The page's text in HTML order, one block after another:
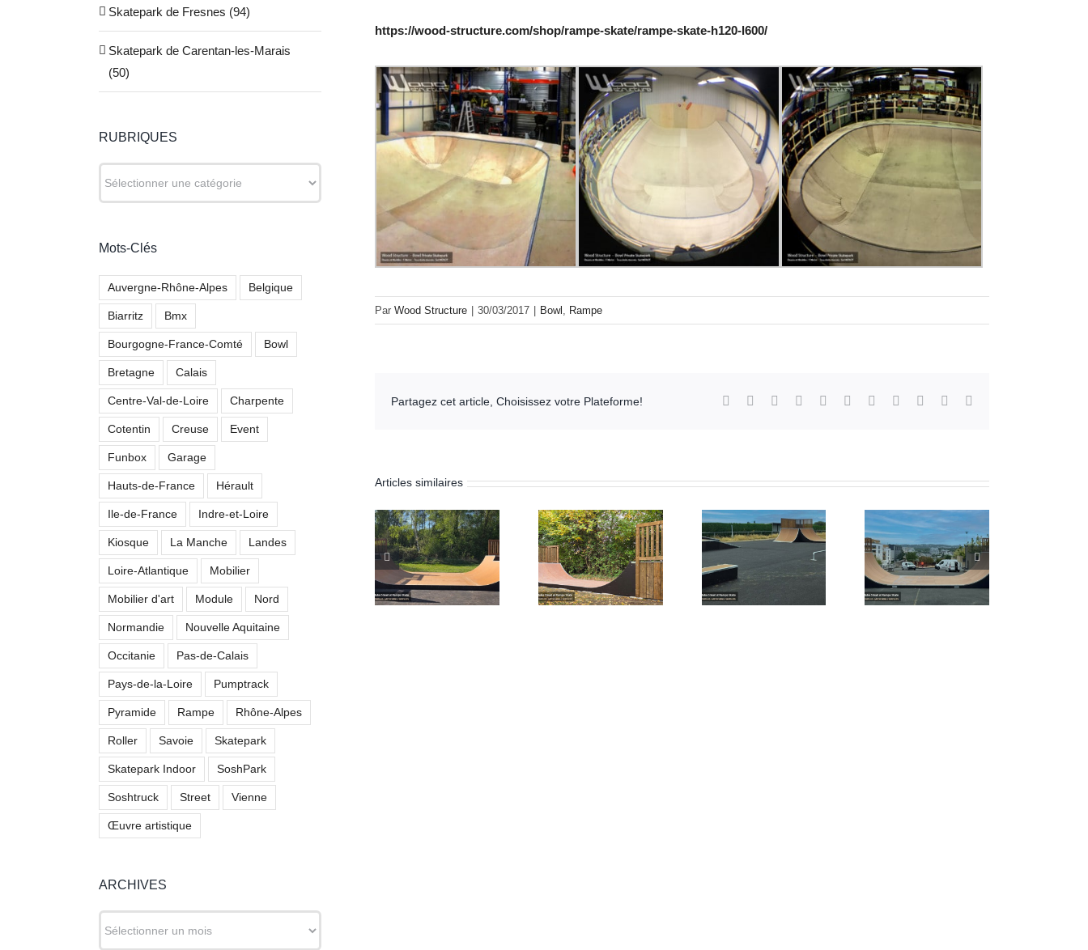
https://wood-structure.com/shop/rampe-skate/rampe-skate-h120-l600/
Par Wood Structure 30/03/2017 Bowl , Rampe
Partagez cet article, Choisissez votre Plateforme! Facebook Reddit LinkedInWhatsAppTelegram
TumblrPinterest Xing
Articles similaires
Skatepark de St-
Romain-au-Mont-
d’Or (69)
Skatepark de
Sepmes (37)
Fresnes (94)
Skatepark de Fresnes (94)
Skatepark de Carentan-les-Marais
(50)
RUBRIQUES
Mots-Clés
Auvergne-Rhône-Alpes Belgique
Biarritz Bmx
Bourgogne-France-Comté Bowl
Bretagne Calais
Centre-Val-de-Loire Charpente
Cotentin Creuse Event
Funbox Garage
Hauts-de-France Hérault
Ile-de-France Indre-et-Loire
Kiosque La Manche Landes
Loire-Atlantique Mobilier
Mobilier d'art Module Nord
Normandie Nouvelle Aquitaine
Occitanie Pas-de-Calais
Pays-de-la-Loire Pumptrack
Pyramide Rampe Rhône-Alpes
Roller Savoie Skatepark
Skatepark Indoor SoshPark
Soshtruck Street Vienne
Œuvre artistique
ARCHIVES